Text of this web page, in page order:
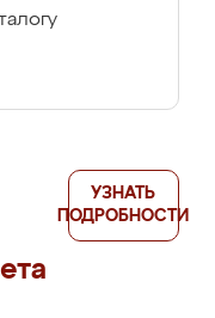
УЗНАТЬ
ПОДРОБНОСТИ